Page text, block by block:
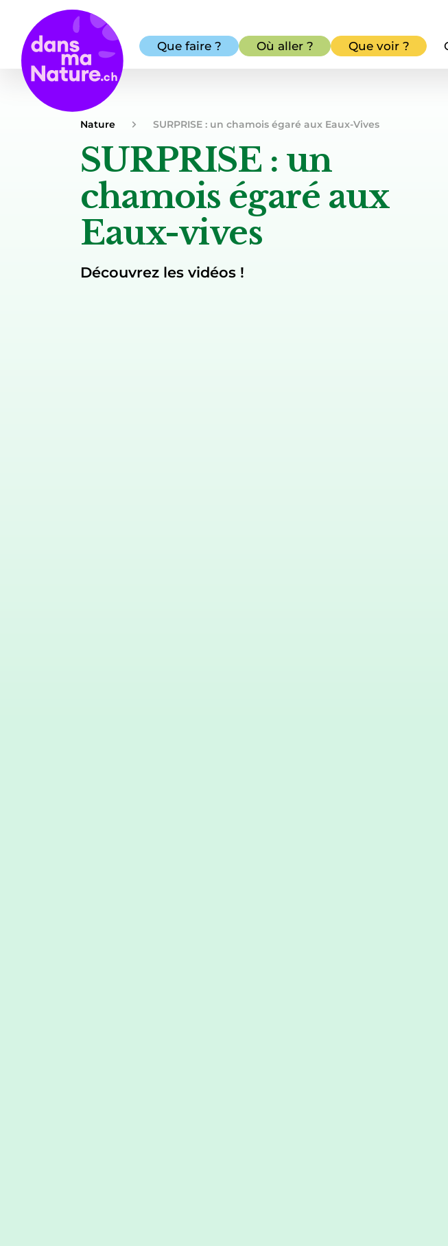
Que faire ? Où aller ? Que voir ?
Nature SURPRISE : un chamois égaré aux Eaux-Vives
SURPRISE : un
chamois égaré aux
Eaux-vives
Découvrez les vidéos !